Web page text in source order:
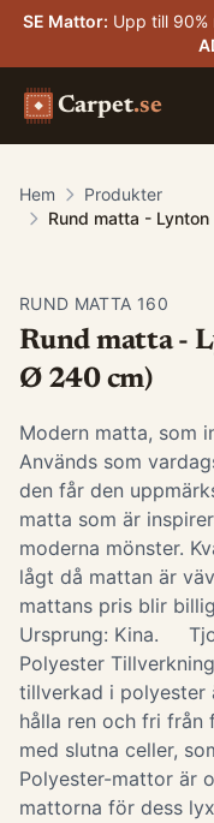
SE Mattor: Upp till 90%
Carpet.se
Hem
Produkter
Rund matta -
RUND MATTA 160
Rund matta -
Ø 240 cm)
Modern matta, som
Används som
den får den
matta som är
moderna mönster.
lågt då mattan är
mattans pris blir
Ursprung: Kina.
Polyester
tillverkad i polyester
hålla ren och fri från
med slutna celler,
Polyester-mattor är
mattorna för dess